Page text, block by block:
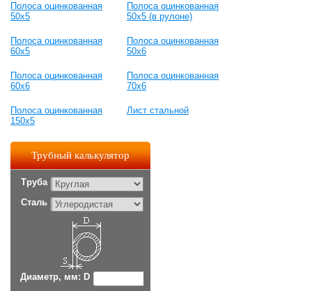
Полоса оцинкованная
50х5
Полоса оцинкованная
50х5 (в рулоне)
Полоса оцинкованная
60х5
Полоса оцинкованная
50х6
Полоса оцинкованная
60х6
Полоса оцинкованная
70х6
Полоса оцинкованная
150х5
Лист стальной
Трубный калькулятор
Труба
Сталь
Диаметр, мм: D